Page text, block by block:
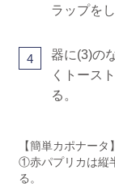
ラップを
4
器に(3)の
くトース
る。
【簡単カポナータ
①赤パプリカは縦
る。